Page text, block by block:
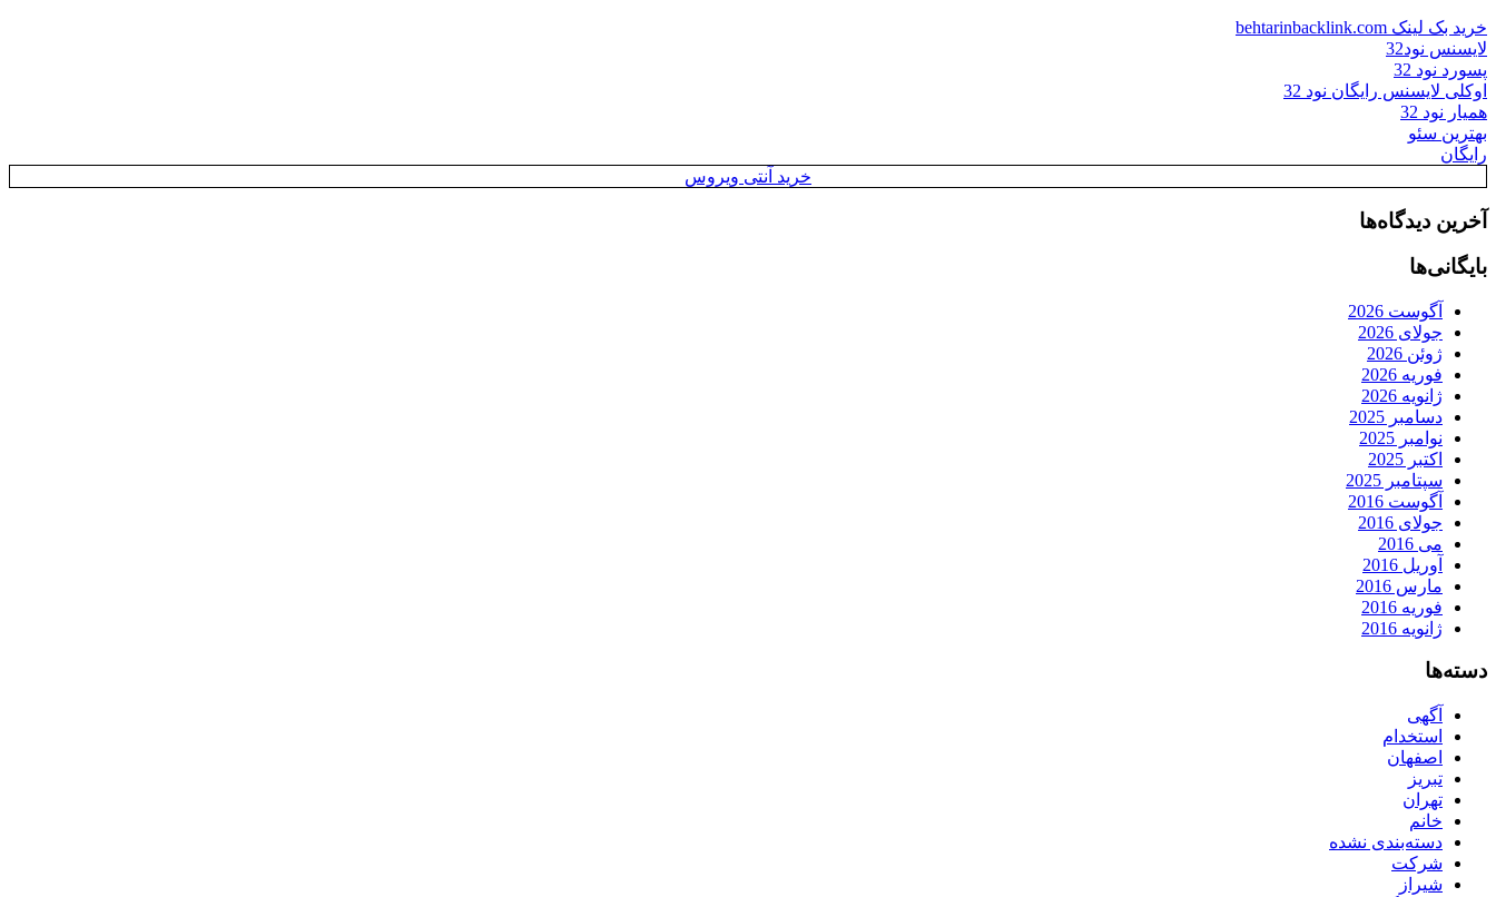
خرید بک لینک behtarinbacklink.com
لایسنس نود32
پسورد نود 32
اوکلی لایسنس رایگان نود 32
همیار نود 32
بهترین سئو
رایگان
خرید آنتی ویروس
آخرین دیدگاه‌ها
بایگانی‌ها
آگوست 2026
جولای 2026
ژوئن 2026
فوریه 2026
ژانویه 2026
دسامبر 2025
نوامبر 2025
اکتبر 2025
سپتامبر 2025
آگوست 2016
جولای 2016
می 2016
آوریل 2016
مارس 2016
فوریه 2016
ژانویه 2016
دسته‌ها
آگهی
استخدام
اصفهان
تبریز
تهران
خانم
دسته‌بندی نشده
شرکت
شیراز